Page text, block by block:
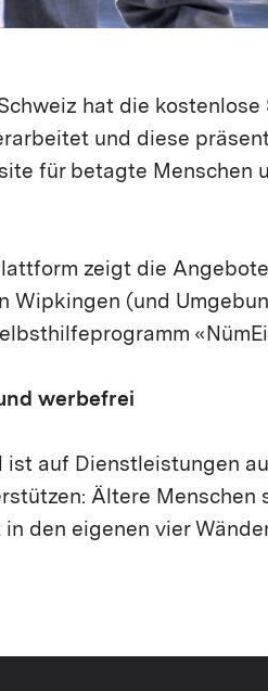
hat die
und diese
für betagte Menschen
zeigt die
Wipkingen (und
werbefrei
ist auf Dienstleistungen
Ältere
den eigenen vier